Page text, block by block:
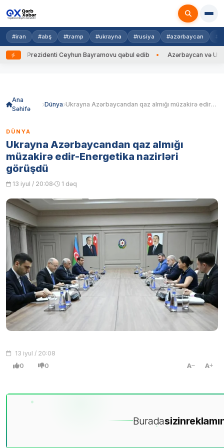
#iran #abş #tramp #ukrayna #rusiya #azərbaycan
Prezidenti Ceyhun Bayramovu qəbul edib Azərbaycan və
Ana
Səhifə
Dünya Ukrayna Azərbaycandan qaz almığı müzakirə edir-Energetika nazirləri görüşdü
DÜNYA
Ukrayna Azərbaycandan qaz almığı
müzakirə edir-Energetika nazirləri
görüşdü
13 iyul / 20:08 1 dəq
13 iyul / 20:08
0 0 A A
Buradasizin